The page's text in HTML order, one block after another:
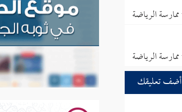
ممارسة الرياضة
ممارسة الرياضة
أضف تعليقك